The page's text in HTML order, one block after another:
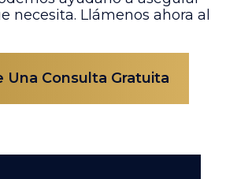
necesita. Llámenos ahora al
Una Consulta Gratuita